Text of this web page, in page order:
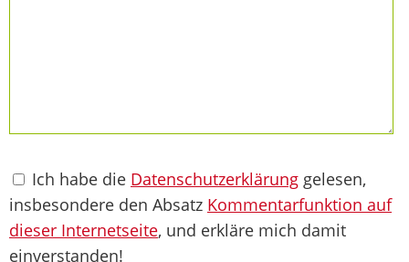
Ich habe die Datenschutzerklärung gelesen,
insbesondere den Absatz Kommentarfunktion auf
dieser Internetseite, und erkläre mich damit
einverstanden!